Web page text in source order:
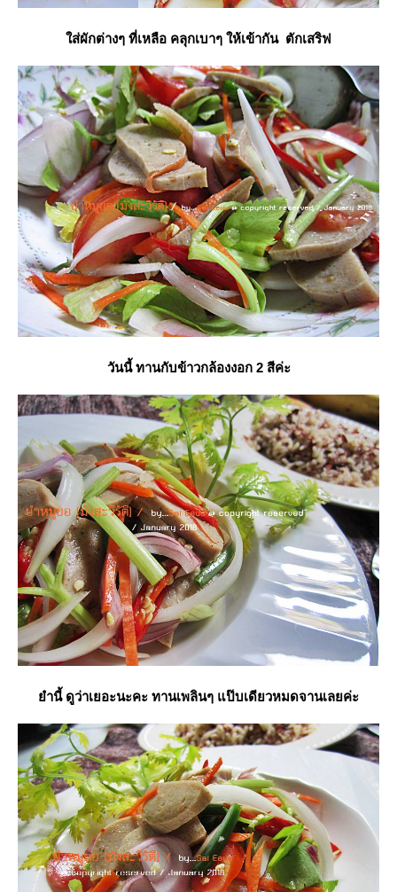
ส่ผักต่างๆ ที่เหลือ คลุกเบาๆ ให้เข้ากัน ตักเสริฟ
วันนี้ ทานกับข้าวกล้องงอก 2 สีค่ะ
ำนี้ ดูว่าเยอะนะคะ ทานเพลินๆ แป๊บเดียวหมดจานเลยค่ะ